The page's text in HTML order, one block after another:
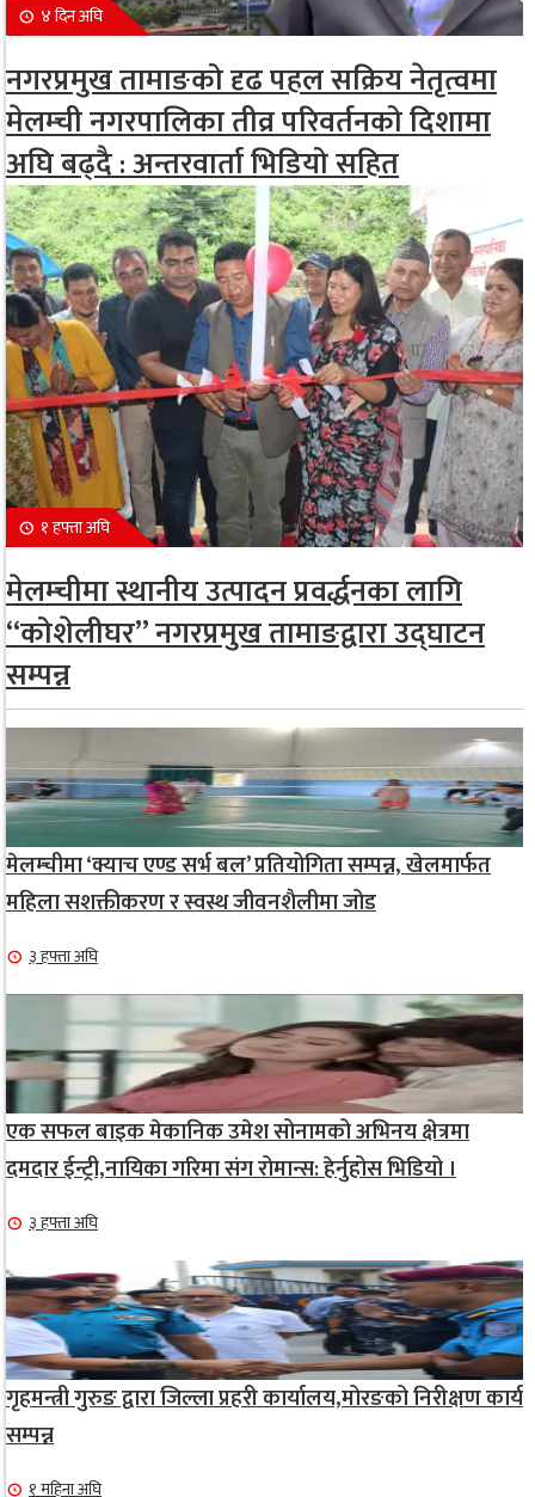
४ दिन अघि
नगरप्रमुख तामाङको दृढ पहल सक्रिय नेतृत्वमा
मेलम्ची नगरपालिका तीव्र परिवर्तनको दिशामा
अघि बढ्दै : अन्तरवार्ता भिडियो सहित
१ हफ्ता अघि
मेलम्चीमा स्थानीय उत्पादन प्रवर्द्धनका लागि
“कोशेलीघर” नगरप्रमुख तामाङद्वारा उद्घाटन
सम्पन्न
मेलम्चीमा ‘क्याच एण्ड सर्भ बल’ प्रतियोगिता सम्पन्न, खेलमार्फत
महिला सशक्तीकरण र स्वस्थ जीवनशैलीमा जोड
३ हफ्ता अघि
एक सफल बाइक मेकानिक उमेश सोनामको अभिनय क्षेत्रमा
दमदार ईन्ट्री,नायिका गरिमा संग रोमान्स: हेर्नुहोस भिडियो ।
३ हफ्ता अघि
गृहमन्त्री गुरुङ द्वारा जिल्ला प्रहरी कार्यालय,मोरङको निरीक्षण कार्य
सम्पन्न
१ महिना अघि